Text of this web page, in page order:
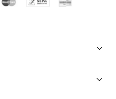
du chien